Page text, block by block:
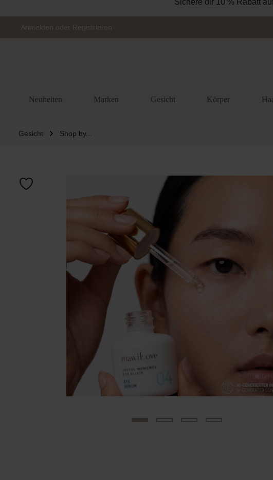
Sichere dir 10 % Rabatt
Anmelden oder Registrieren
Neuheiten Marken Gesicht Körper
Gesicht Shop by...